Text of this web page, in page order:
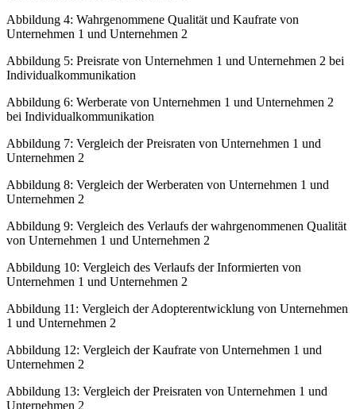
Abbildung 4: Wahrgenommene Qualität und Kaufrate von
Unternehmen 1 und Unternehmen 2
Abbildung 5: Preisrate von Unternehmen 1 und Unternehmen 2 bei
Individualkommunikation
Abbildung 6: Werberate von Unternehmen 1 und Unternehmen 2
bei Individualkommunikation
Abbildung 7: Vergleich der Preisraten von Unternehmen 1 und
Unternehmen 2
Abbildung 8: Vergleich der Werberaten von Unternehmen 1 und
Unternehmen 2
Abbildung 9: Vergleich des Verlaufs der wahrgenommenen Qualität
von Unternehmen 1 und Unternehmen 2
Abbildung 10: Vergleich des Verlaufs der Informierten von
Unternehmen 1 und Unternehmen 2
Abbildung 11: Vergleich der Adopterentwicklung von Unternehmen
1 und Unternehmen 2
Abbildung 12: Vergleich der Kaufrate von Unternehmen 1 und
Unternehmen 2
Abbildung 13: Vergleich der Preisraten von Unternehmen 1 und
Unternehmen 2